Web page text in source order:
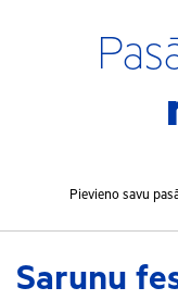
Pievieno savu
Sarunu